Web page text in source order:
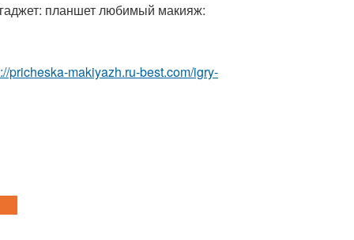
планшет любимый макияж:
pricheska-makiyazh.ru-best.com/igry-